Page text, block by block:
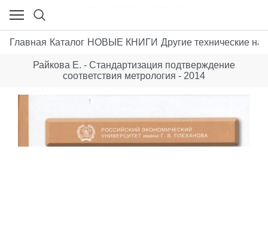
Главная Каталог НОВЫЕ КНИГИ Другие технические
Райкова Е. - Стандартизация подтверждение
соответствия метрология - 2014